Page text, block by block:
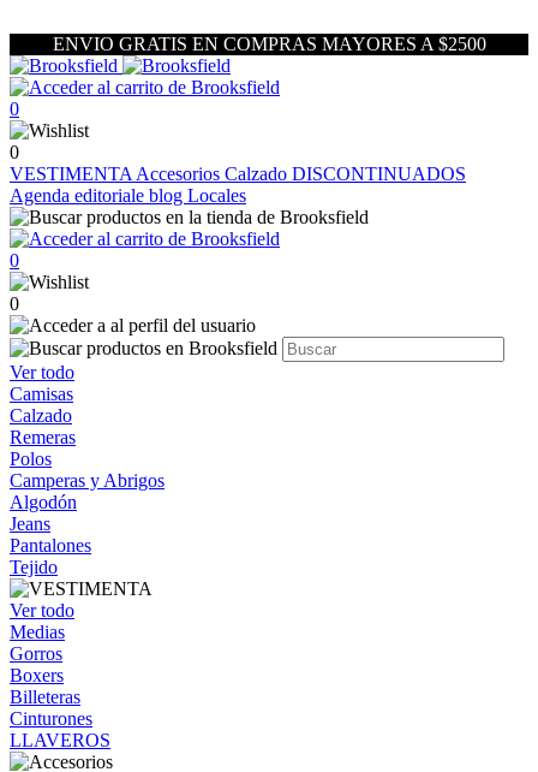
ENVIO GRATIS EN COMPRAS MAYORES A $2500
0
0
VESTIMENTA Accesorios Calzado DISCONTINUADOS
Agenda editoriale blog Locales
0
0
Ver todo
Camisas
Calzado
Remeras
Polos
Camperas y Abrigos
Algodón
Jeans
Pantalones
Tejido
Ver todo
Medias
Gorros
Boxers
Billeteras
Cinturones
LLAVEROS